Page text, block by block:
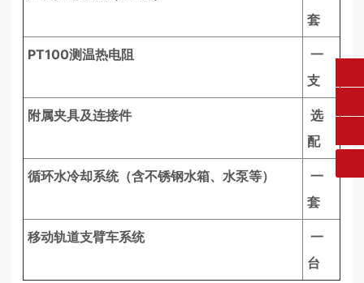
套
PT100测温热电阻
一
支
附属夹具及连接件
选
配
循环水冷却系统（含不锈钢水箱、水泵等）
一
套
移动轨道支臂车系统
一
台